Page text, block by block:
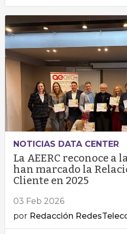
NOTICIAS DATA CENTER
La AEERC reconoce a
han marcado la
Cliente en 2025
03 Feb 2026
por Redacción